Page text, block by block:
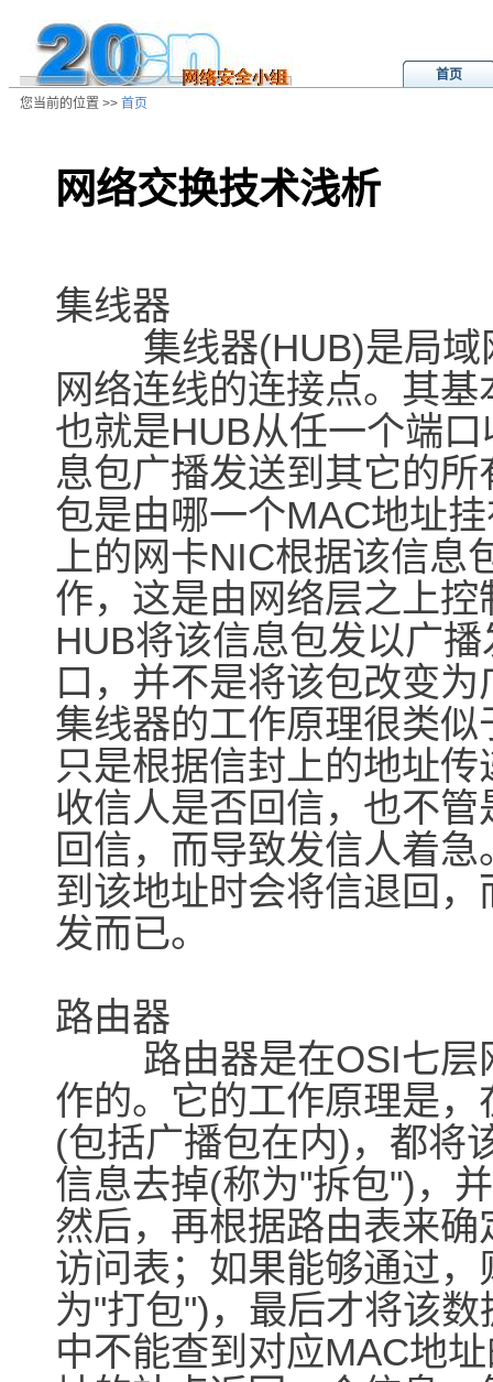
首页
您当前的位置 >> 首页
网络交换技术浅析
集线器
集线器(HUB)是局域
网络连线的连接点。其
也就是HUB从任一个端
息包广播发送到其它的
包是由哪一个MAC地址
上的网卡NIC根据该信息
作，这是由网络层之上
HUB将该信息包发以广
口，并不是将该包改变
集线器的工作原理很类
只是根据信封上的地址
收信人是否回信，也不
回信，而导致发信人着
到该地址时会将信退回
发而已。
路由器
路由器是在OSI七层
作的。它的工作原理是
(包括广播包在内)，都将
信息去掉(称为"拆包")，
然后，再根据路由表来
访问表；如果能够通过
为"打包")，最后才将该
中不能查到对应MAC地